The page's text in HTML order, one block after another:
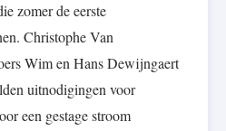
zomer de eerste
Christophe Van
Wim en Hans Dewijngaert
uitnodigingen voor
een gestage stroom